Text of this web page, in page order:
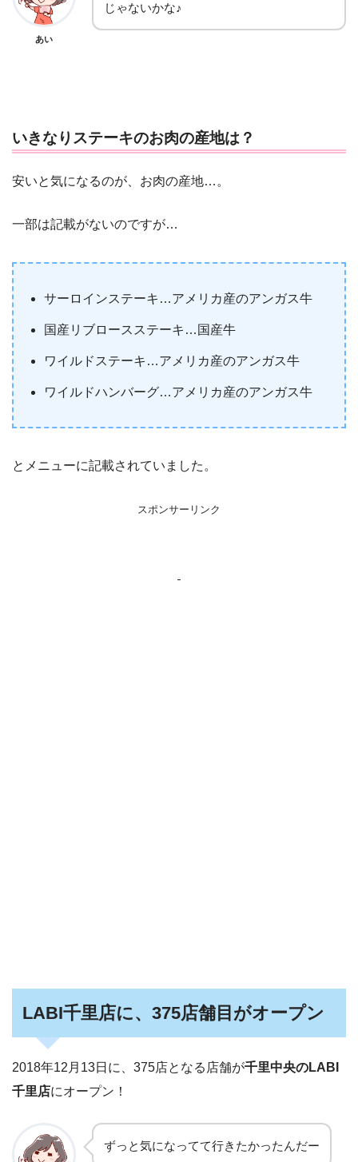
あい
じゃないかな♪
いきなりステーキのお肉の産地は？
安いと気になるのが、お肉の産地…。
一部は記載がないのですが…
サーロインステーキ…アメリカ産のアンガス牛
国産リブロースステーキ…国産牛
ワイルドステーキ…アメリカ産のアンガス牛
ワイルドハンバーグ…アメリカ産のアンガス牛
とメニューに記載されていました。
スポンサーリンク
LABI千里店に、375店舗目がオープン
2018年12月13日に、375店となる店舗が千里中央のLABI
千里店にオープン！
ずっと気になってて行きたかったんだー